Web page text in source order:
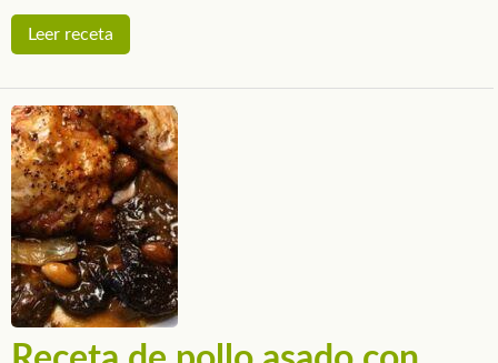
Leer receta